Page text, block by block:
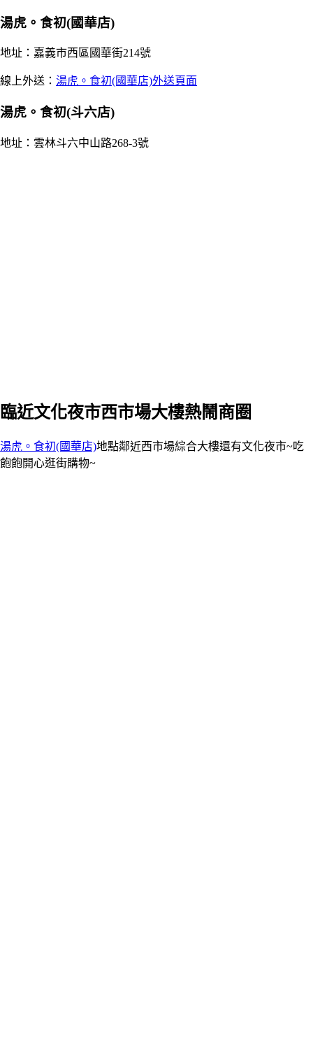
湯虎。食初(國華店)
地址：嘉義市西區國華街214號
線上外送： 湯虎。食初(國華店)外送頁面
湯虎。食初(斗六店)
地址：雲林斗六中山路268-3號
臨近文化夜市西市場大樓熱鬧商圈
湯虎。食初(國華店)地點鄰近西市場綜合大樓還有文化夜市~吃
飽飽開心逛街購物~